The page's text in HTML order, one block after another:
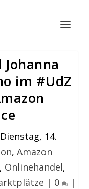
im #UdZ
Dienstag, 14.
, Amazon
, Onlinehandel,
| 0 |